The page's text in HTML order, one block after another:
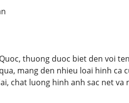
thuong duoc biet den voi
mang den nhieu loai hinh ca
chat luong hinh anh sac net